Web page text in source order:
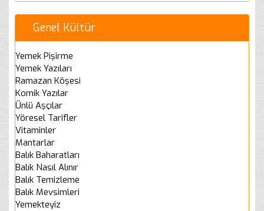
Genel Kültür
Yemek Pişirme
Yemek Yazıları
Ramazan Köşesi
Komik Yazılar
Ünlü Aşçılar
Yöresel Tarifler
Vitaminler
Mantarlar
Balık Baharatları
Balık Nasıl Alınır
Balık Temizleme
Balık Mevsimleri
Yemekteyiz